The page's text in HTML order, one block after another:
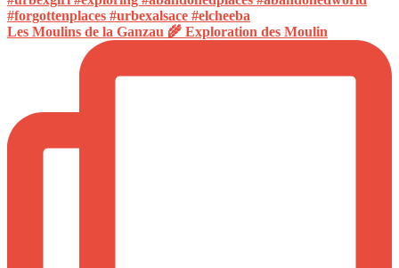
Les Moulins de la Ganzau 🌾 Exploration des Moulin